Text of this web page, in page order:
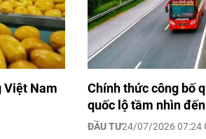
Việt Nam
Chính thức công bố
quốc lộ tầm nhìn
ĐẦU TƯ24/07/2026 07:24